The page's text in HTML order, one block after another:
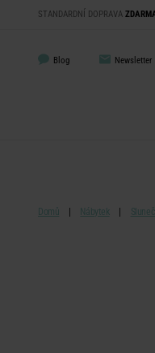
STANDARDNÍ DOPRAVA
Blog Newsletter
Domů Nábytek